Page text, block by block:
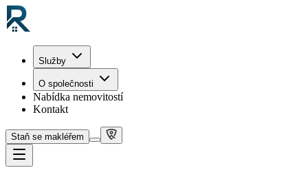
Služby
O společnosti
Nabídka nemovitostí
Kontakt
Staň se makléřem